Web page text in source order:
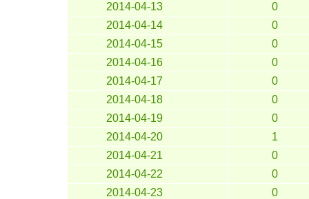
2014-04-13
0
2014-04-14
0
2014-04-15
0
2014-04-16
0
2014-04-17
0
2014-04-18
0
2014-04-19
0
2014-04-20
1
2014-04-21
0
2014-04-22
0
2014-04-23
0